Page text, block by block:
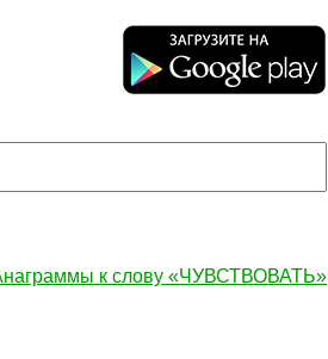
к слову «ЧУВСТВОВАТЬ»